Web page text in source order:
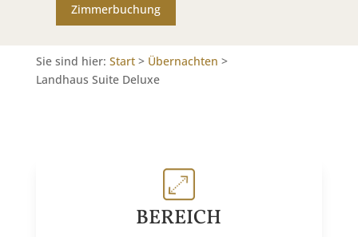
Zimmerbuchung
Sie sind hier: Start> Übernachten >
Landhaus Suite Deluxe
BEREICH